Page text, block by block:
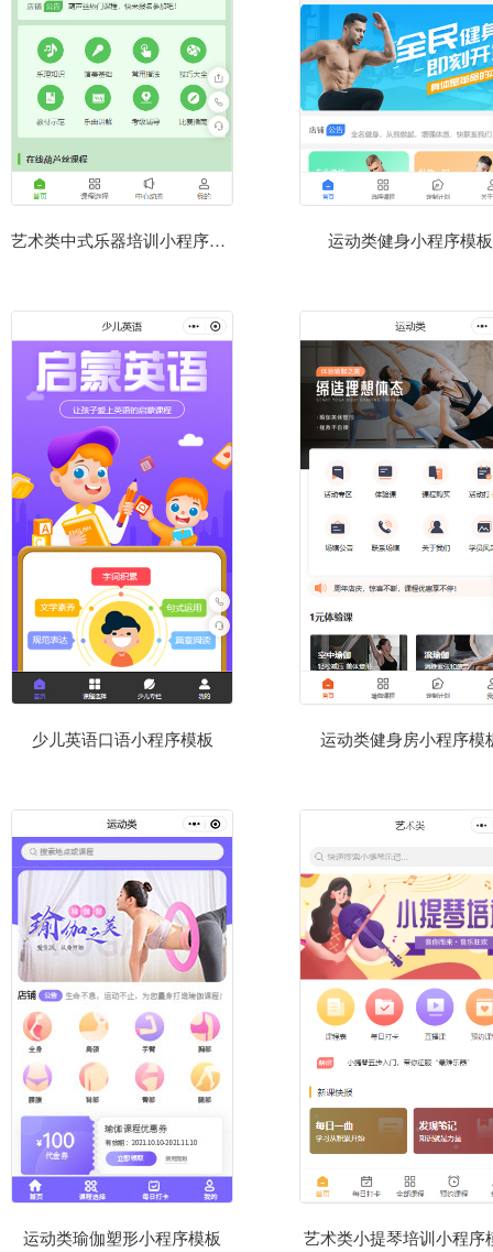
艺术类中式乐器培训小程序模板 运动类健身小程序模板
少儿英语口语小程序模板 运动类健身房小程序模
运动类瑜伽塑形小程序模板 艺术类小提琴培训小程序